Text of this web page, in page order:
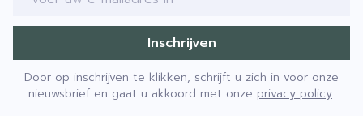
Inschrijven
Door op inschrijven te klikken, schrijft u zich in voor onze
nieuwsbrief en gaat u akkoord met onze privacy policy.